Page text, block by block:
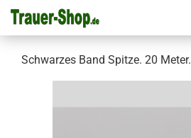
Schwarzes Band Spitze. 20 Meter.